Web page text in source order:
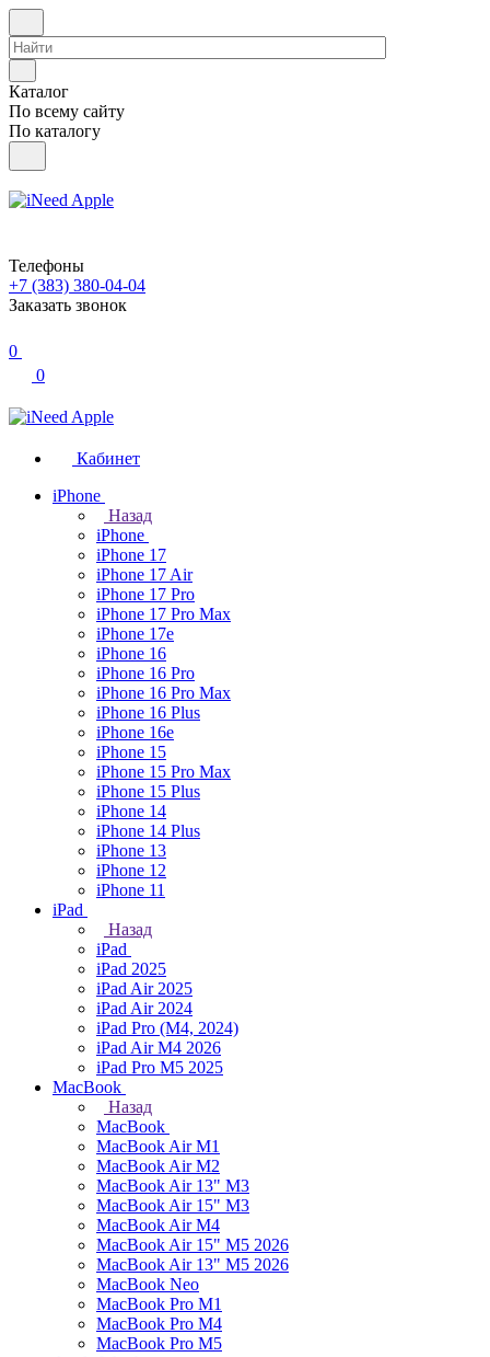
Каталог
По всему сайту
По каталогу
Телефоны
+7 (383) 380-04-04
Заказать звонок
0
0
Кабинет
iPhone
Назад
iPhone
iPhone 17
iPhone 17 Air
iPhone 17 Pro
iPhone 17 Pro Max
iPhone 17e
iPhone 16
iPhone 16 Pro
iPhone 16 Pro Max
iPhone 16 Plus
iPhone 16e
iPhone 15
iPhone 15 Pro Max
iPhone 15 Plus
iPhone 14
iPhone 14 Plus
iPhone 13
iPhone 12
iPhone 11
iPad
Назад
iPad
iPad 2025
iPad Air 2025
iPad Air 2024
iPad Pro (M4, 2024)
iPad Air M4 2026
iPad Pro M5 2025
MacBook
Назад
MacBook
MacBook Air M1
MacBook Air M2
MacBook Air 13" M3
MacBook Air 15" M3
MacBook Air M4
MacBook Air 15" М5 2026
MacBook Air 13" М5 2026
MacBook Neo
MacBook Pro M1
MacBook Pro M4
MacBook Pro M5